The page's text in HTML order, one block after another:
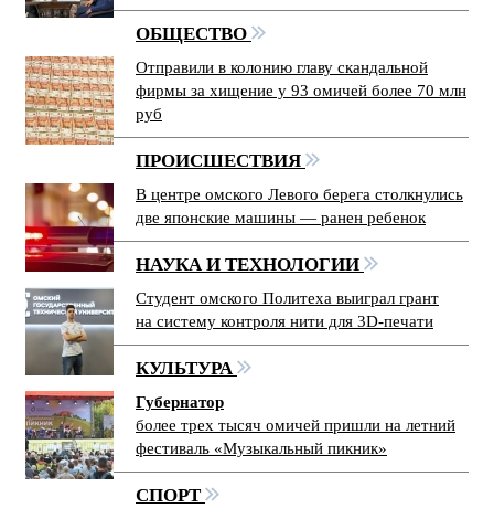
ОБЩЕСТВО
Отправили в колонию главу скандальной
фирмы за хищение у 93 омичей более 70 млн
руб
ПРОИСШЕСТВИЯ
В центре омского Левого берега столкнулись
две японские машины — ранен ребенок
НАУКА И ТЕХНОЛОГИИ
Студент омского Политеха выиграл грант
на систему контроля нити для 3D-печати
КУЛЬТУРА
Губернатор
более трех тысяч омичей пришли на летний
фестиваль «Музыкальный пикник»
СПОРТ